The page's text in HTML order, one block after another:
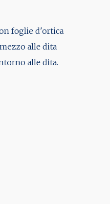
foglie d'ortica
alle dita
alle dita.